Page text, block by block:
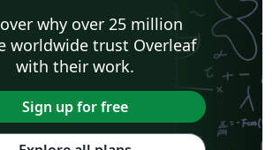
why over 25 million
worldwide trust Overleaf
with their work.
Sign up for free